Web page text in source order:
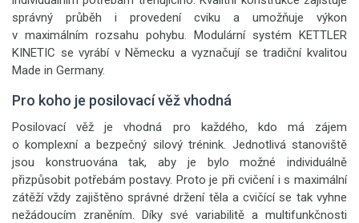
správný průběh i provedení cviku a umožňuje výkon
v maximálním rozsahu pohybu. Modulární systém KETTLER
KINETIC se vyrábí v Německu a vyznačují se tradiční kvalitou
Made in Germany.
Pro koho je posilovací věž vhodná
Posilovací věž je vhodná pro každého, kdo má zájem
o komplexní a bezpečný silový trénink. Jednotlivá stanoviště
jsou konstruována tak, aby je bylo možné individuálně
přizpůsobit potřebám postavy. Proto je při cvičení i s maximální
zátěží vždy zajištěno správné držení těla a cvičící se tak vyhne
nežádoucím zraněním. Díky své variabilitě a multifunkčnosti